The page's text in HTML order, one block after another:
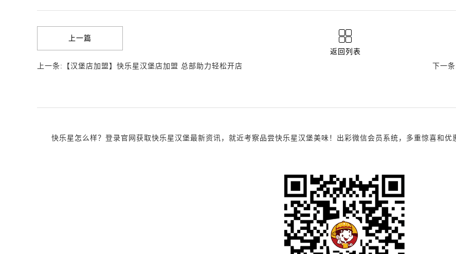
上一篇
上一条:【汉堡店加盟】快乐星汉堡店加盟 总部助力轻松开店
返回列表
下一
快乐星怎么样？登录官网获取快乐星汉堡最新资讯，就近考察品尝快乐星汉堡美味！出彩微信会员系统，多重惊喜和